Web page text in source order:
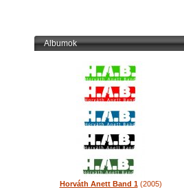
Albumok
Horváth Anett Band 1(2005)